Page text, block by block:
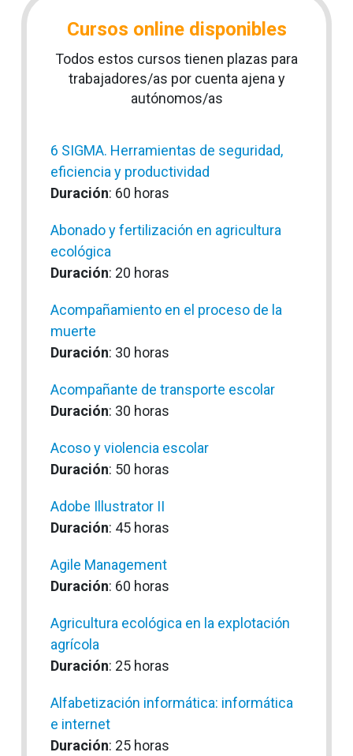
Cursos online disponibles
Todos estos cursos tienen plazas para
trabajadores/as por cuenta ajena y
autónomos/as
6 SIGMA. Herramientas de seguridad,
eficiencia y productividad
Duración: 60 horas
Abonado y fertilización en agricultura
ecológica
Duración: 20 horas
Acompañamiento en el proceso de la
muerte
Duración: 30 horas
Acompañante de transporte escolar
Duración: 30 horas
Acoso y violencia escolar
Duración: 50 horas
Adobe Illustrator II
Duración: 45 horas
Agile Management
Duración: 60 horas
Agricultura ecológica en la explotación
agrícola
Duración: 25 horas
Alfabetización informática: informática
e internet
Duración: 25 horas